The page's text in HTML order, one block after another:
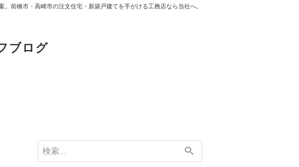
。前橋市・高崎市の注文住宅・新築戸建てを手がける工務店なら当社へ。
ブログ